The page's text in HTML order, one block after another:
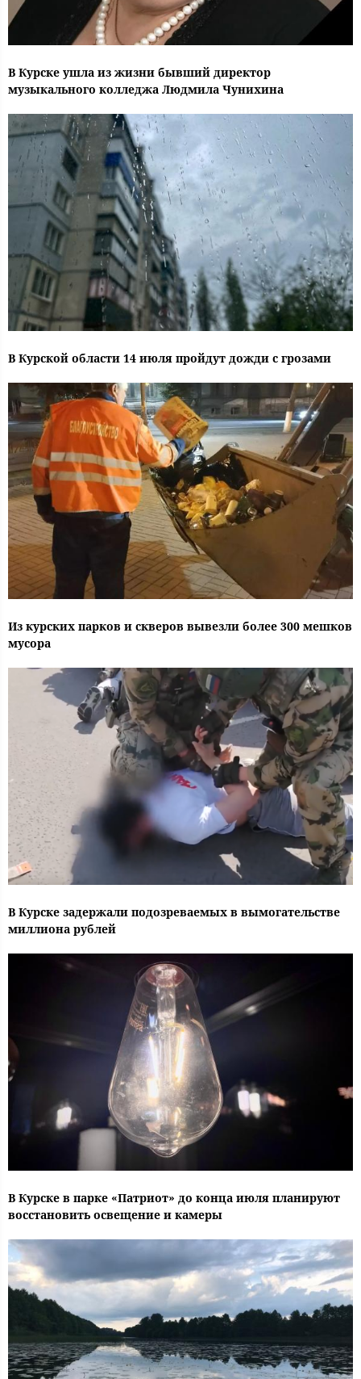
В Курске ушла из жизни бывший директор
музыкального колледжа Людмила Чунихина
В Курской области 14 июля пройдут дожди с грозами
Из курских парков и скверов вывезли более 300 мешков
мусора
В Курске задержали подозреваемых в вымогательстве
миллиона рублей
В Курске в парке «Патриот» до конца июля планируют
восстановить освещение и камеры